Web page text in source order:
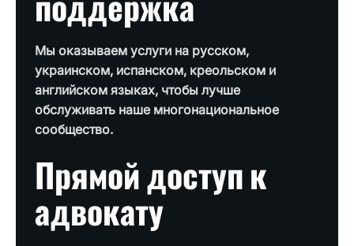
поддержка
Мы оказываем услуги на русском,
украинском, испанском, креольском и
английском языках, чтобы лучше
обслуживать наше многонациональное
сообщество.
Прямой доступ к
адвокату